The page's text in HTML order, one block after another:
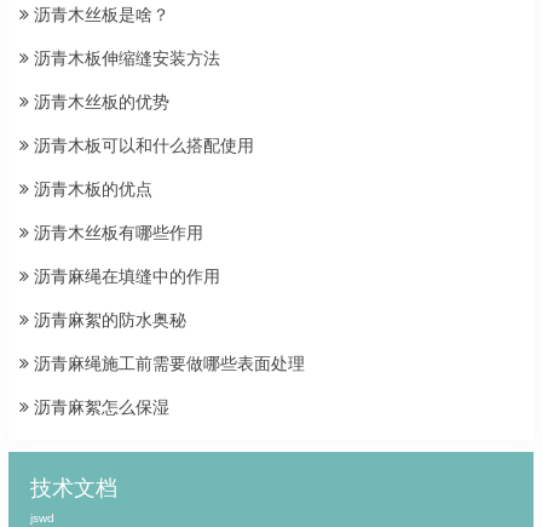
沥青木丝板是啥？
沥青木板伸缩缝安装方法
沥青木丝板的优势
沥青木板可以和什么搭配使用
沥青木板的优点
沥青木丝板有哪些作用
沥青麻绳在填缝中的作用
沥青麻絮的防水奥秘
沥青麻绳施工前需要做哪些表面处理
沥青麻絮怎么保湿
技术文档
jswd